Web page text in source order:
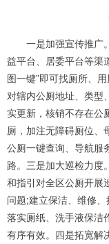
一是加强宣传推广
益平台、居委平台等渠
图一键”即可找厕所、
对辖内公厕地址、类型
实更新，核销不存在公
厕，加注无障碍厕位、
公厕一键查询、导航服
路。三是加大巡检力度
和指引对全区公厕开展
问题;建立保洁、维修
落实厕纸、洗手液保洁
有序有效。四是拓宽解